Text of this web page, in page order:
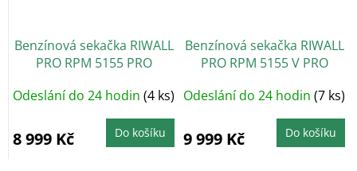
Benzínová sekačka RIWALL
PRO RPM 5155 PRO
Odeslání do 24 hodin (4 ks)
8 999 Kč Do košíku
Benzínová sekačka RIWALL
PRO RPM 5155 V PRO
Odeslání do 24 hodin (7 ks)
9 999 Kč Do košíku